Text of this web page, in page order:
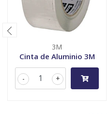
3M
Cinta de Aluminio 3M
+
-